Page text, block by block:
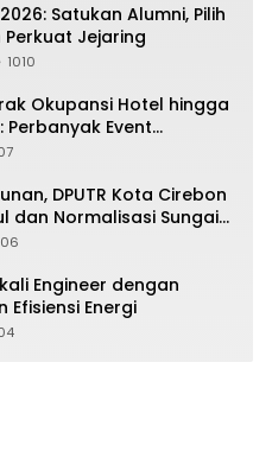
Satukan Alumni, Pilih
Jejaring
1010
Okupansi Hotel hingga
Perbanyak Event
DPUTR Kota Cirebon
dan Normalisasi Sungai
Engineer dengan
Efisiensi Energi